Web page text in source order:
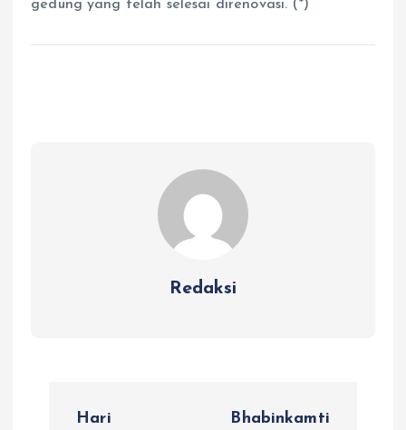
gedung yang telah selesai direnovasi. (*)
Redaksi
Hari
Bhabinkamti